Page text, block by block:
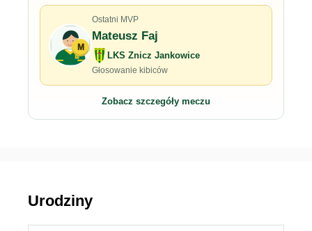
M
Ostatni MVP
Mateusz Faj
LKS Znicz Jankowice
Głosowanie kibiców
Zobacz szczegóły meczu
Urodziny